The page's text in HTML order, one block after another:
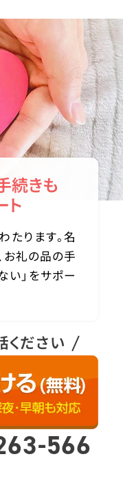
続きも
ト
ります。名
礼の品の手
い」をサポー
ください
566